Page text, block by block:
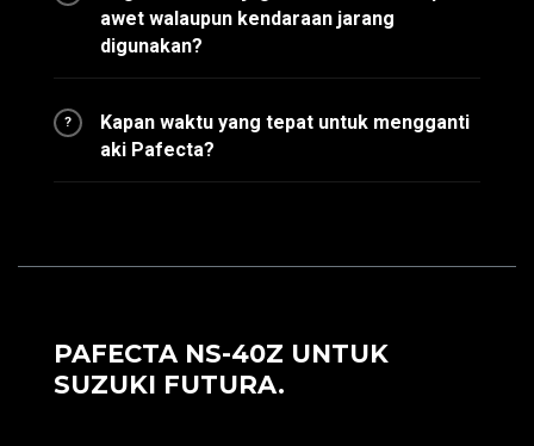
awet walaupun kendaraan jarang
digunakan?
?
Kapan waktu yang tepat untuk mengganti
aki Pafecta?
PAFECTA NS-40Z UNTUK
SUZUKI FUTURA.